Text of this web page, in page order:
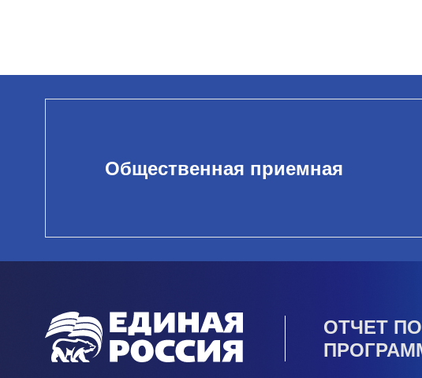
Общественная приемная
ОТЧЕТ